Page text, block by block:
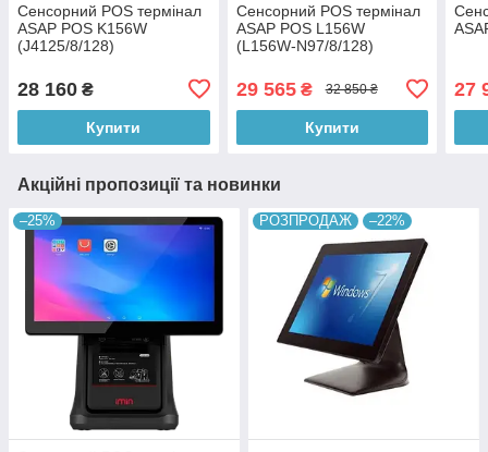
Сенсорний POS термінал
ASAP POS K156W
(J4125/8/128)
28 160 ₴
Купити
Сенсорний POS термінал
ASAP POS L156W
(L156W-N97/8/128)
29 565₴ 32 850 ₴
Купити
27
Акційні пропозиції та новинки
–25% РОЗПРОДАЖ –22%